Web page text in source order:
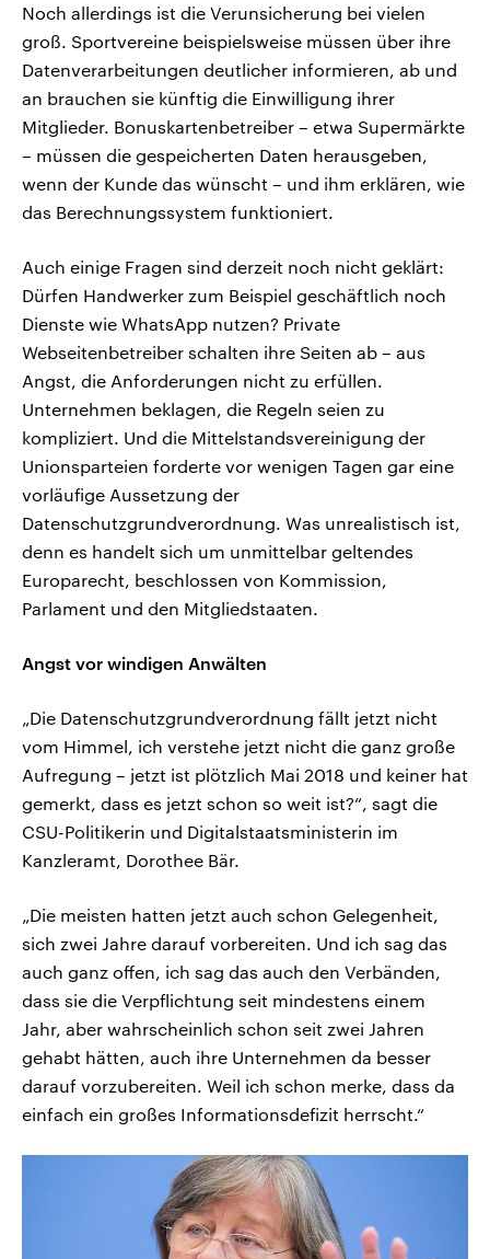
Noch allerdings ist die Verunsicherung bei vielen
groß. Sportvereine beispielsweise müssen über ihre
Datenverarbeitungen deutlicher informieren, ab und
an brauchen sie künftig die Einwilligung ihrer
Mitglieder. Bonuskartenbetreiber – etwa Supermärkte
– müssen die gespeicherten Daten herausgeben,
wenn der Kunde das wünscht – und ihm erklären, wie
das Berechnungssystem funktioniert.
Auch einige Fragen sind derzeit noch nicht geklärt:
Dürfen Handwerker zum Beispiel geschäftlich noch
Dienste wie WhatsApp nutzen? Private
Webseitenbetreiber schalten ihre Seiten ab – aus
Angst, die Anforderungen nicht zu erfüllen.
Unternehmen beklagen, die Regeln seien zu
kompliziert. Und die Mittelstandsvereinigung der
Unionsparteien forderte vor wenigen Tagen gar eine
vorläufige Aussetzung der
Datenschutzgrundverordnung. Was unrealistisch ist,
denn es handelt sich um unmittelbar geltendes
Europarecht, beschlossen von Kommission,
Parlament und den Mitgliedstaaten.
Angst vor windigen Anwälten
„Die Datenschutzgrundverordnung fällt jetzt nicht
vom Himmel, ich verstehe jetzt nicht die ganz große
Aufregung – jetzt ist plötzlich Mai 2018 und keiner hat
gemerkt, dass es jetzt schon so weit ist?“, sagt die
CSU-Politikerin und Digitalstaatsministerin im
Kanzleramt, Dorothee Bär.
„Die meisten hatten jetzt auch schon Gelegenheit,
sich zwei Jahre darauf vorbereiten. Und ich sag das
auch ganz offen, ich sag das auch den Verbänden,
dass sie die Verpflichtung seit mindestens einem
Jahr, aber wahrscheinlich schon seit zwei Jahren
gehabt hätten, auch ihre Unternehmen da besser
darauf vorzubereiten. Weil ich schon merke, dass da
einfach ein großes Informationsdefizit herrscht.“